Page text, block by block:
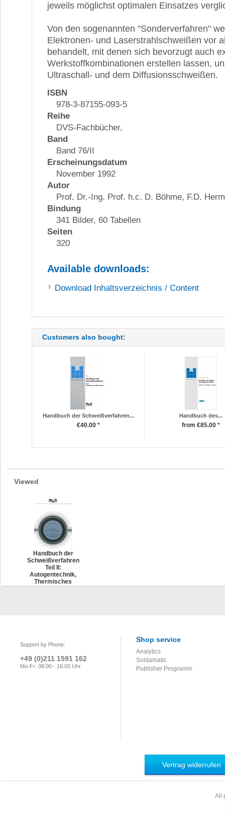
jeweils möglichst optimalen Einsatzes
Von den sogenannten "Sonderverfahren"
Elektronen- und Laserstrahlschweißen vor
behandelt, mit denen sich bevorzugt auch
Werkstoffkombinationen erstellen lassen,
Ultraschall- und dem Diffusionsschweißen.
ISBN
978-3-87155-093-5
Reihe
DVS-Fachbücher,
Band
Band 76/II
Erscheinungsdatum
November 1992
Autor
Prof. Dr.-Ing. Prof. h.c. D. Böhme, F.D.
Bindung
341 Bilder, 60 Tabellen
Seiten
320
Available downloads:
Download Inhaltsverzeichnis / Content
Customers also bought:
Handbuch der Schweißverfahren...
€40.00 *
Handbuch des...
from €85.00 *
Viewed
Handbuch der
Schweißverfahren
Teil II:
Autogentechnik,
Thermisches
Diffusionsschweißen
Support by Phone:
+49 (0)211 1591 162
Mo-Fr: 08:00 - 16:00 Uhr
Shop service
Analytics
Soldamatic
Publisher Programm
Vertrag widerrufen
All